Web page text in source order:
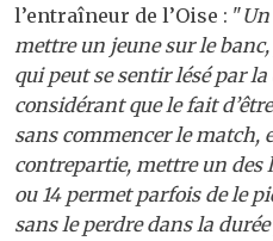
l’entraîneur de l’Oise : "
mettre un jeune sur le
qui peut se sentir lésé par
considérant que le fait
sans commencer le match,
contrepartie, mettre un des
ou 14 permet parfois de le
sans le perdre dans la